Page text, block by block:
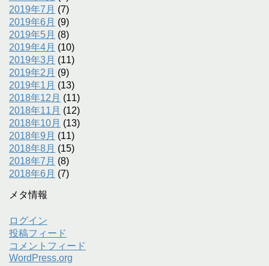
2019年7月 (7)
2019年6月 (9)
2019年5月 (8)
2019年4月 (10)
2019年3月 (11)
2019年2月 (9)
2019年1月 (13)
2018年12月 (11)
2018年11月 (12)
2018年10月 (13)
2018年9月 (11)
2018年8月 (15)
2018年7月 (8)
2018年6月 (7)
メタ情報
ログイン
投稿フィード
コメントフィード
WordPress.org